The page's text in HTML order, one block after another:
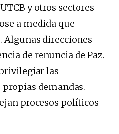
y otros sectores
a medida que
Algunas direcciones
de renuncia de Paz.
las
propias demandas.
procesos políticos